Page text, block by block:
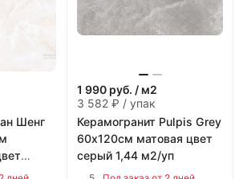
Шенг
1,8
1 990 руб. / м2
3 582 ₽ / упак
Керамогранит Pulpis Grey
60х120см матовая цвет
серый 1,44 м2/уп